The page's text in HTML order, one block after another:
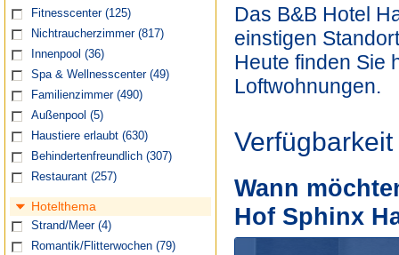
Fitnesscenter (125)
Nichtraucherzimmer (817)
Innenpool (36)
Spa & Wellnesscenter (49)
Familienzimmer (490)
Außenpool (5)
Haustiere erlaubt (630)
Behindertenfreundlich (307)
Restaurant (257)
Hotelthema
Strand/Meer (4)
Romantik/Flitterwochen (79)
Das B&B Hotel
einstigen
Heute finden Sie
Loftwohnungen.
Verfügbarkeit
Wann
Hof Sphinx